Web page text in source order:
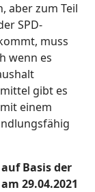
aber zum Teil
SPD-
muss
wenn es
gibt es
einem
Basis der
29.04.2021